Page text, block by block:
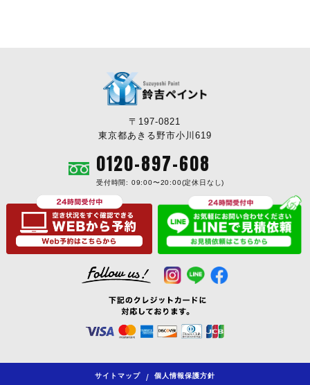
〒197-0821
東京都あきる野市小川619
0120-897-608
受付時間: 09:00〜20:00(定休日なし)
サイトマップ / 個人情報保護方針